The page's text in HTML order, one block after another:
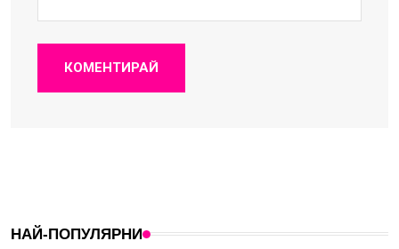
КОМЕНТИРАЙ
НАЙ-ПОПУЛЯРНИ